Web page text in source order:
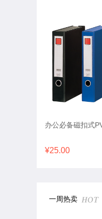
办公必备磁扣式
¥25.00
一周热卖